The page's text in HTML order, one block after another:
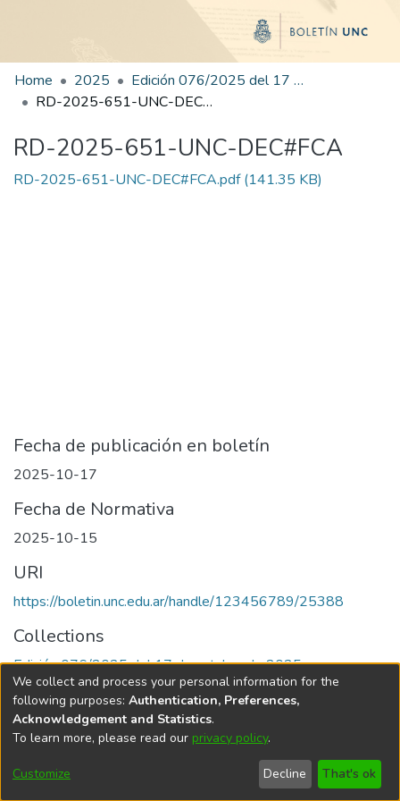
Home 2025
Edición 076/2025 del 17 de octubre de 2025
RD-2025-651-UNC-DEC#FCA
RD-2025-651-UNC-DEC#FCA
RD-2025-651-UNC-DEC#FCA.pdf(141.35 KB)
Fecha de publicación en boletín
2025-10-17
Fecha de Normativa
2025-10-15
URI
https://boletin.unc.edu.ar/handle/123456789/25388
Collections
Edición 076/2025 del 17 de octubre de 2025
Universidad Nacional de Córdoba
We collect and process your personal information for the
following purposes: Authentication, Preferences,
Acknowledgement and Statistics.
To learn more, please read our privacy policy.
Customize Decline That's ok